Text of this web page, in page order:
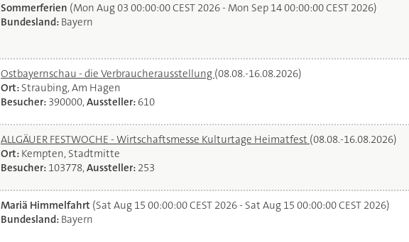
Sommerferien (Mon Aug 03 00:00:00 CEST 2026 - Mon Sep 14 00:00:00 CEST 2026)
Bundesland: Bayern
Ostbayernschau - die Verbraucherausstellung (08.08.-16.08.2026)
Ort: Straubing, Am Hagen
Besucher: 390000,Aussteller: 610
ALLGÄUER FESTWOCHE - Wirtschaftsmesse Kulturtage Heimatfest (08.08.-16.08.2026)
Ort: Kempten, Stadtmitte
Besucher: 103778,Aussteller: 253
Mariä Himmelfahrt (Sat Aug 15 00:00:00 CEST 2026 - Sat Aug 15 00:00:00 CEST 2026)
Bundesland: Bayern